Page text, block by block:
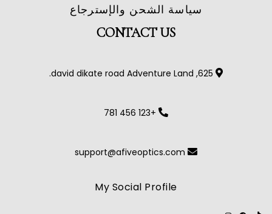
سياسة الشحن والإسترجاع
CONTACT US
625, david dikate road Adventure Land.
+123 456 781
support@afiveoptics.com
My Social Profile